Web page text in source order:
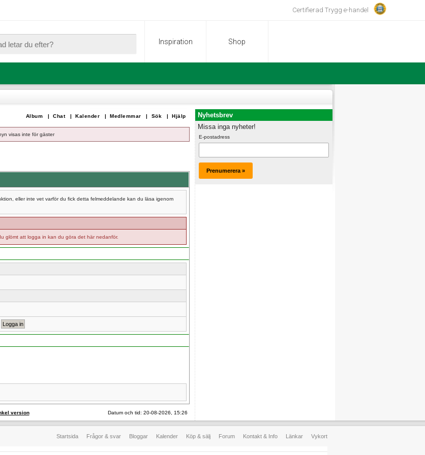
Certifierad Trygg e-handel
Inspiration Shop
Hjälp
Sök |
Medlemmar |
Kalender |
Chat |
Album |
visas inte för gäster
eller inte vet varför du fick detta felmeddelande kan du läsa igenom
glömt att logga in kan du göra det här nedanför.
version Datum och tid: 20-08-2026, 15:26
Nyhetsbrev
Missa inga nyheter!
E-postadress
Startsida Frågor & svar Bloggar Kalender Köp & sälj Forum Kontakt & Info Länkar Vykort